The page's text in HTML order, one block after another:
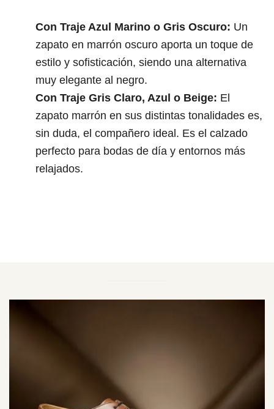
Con Traje Azul Marino o Gris Oscuro: Un
zapato en marrón oscuro aporta un toque de
estilo y sofisticación, siendo una alternativa
muy elegante al negro.
Con Traje Gris Claro, Azul o Beige: El
zapato marrón en sus distintas tonalidades es,
sin duda, el compañero ideal. Es el calzado
perfecto para bodas de día y entornos más
relajados.